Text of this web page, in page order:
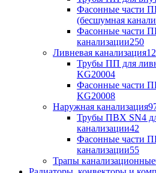
Фасонные части
(бесшумная
Фасонные части
канализации250
Ливневая канализация12
Трубы ПП для
KG20004
Фасонные части
KG20008
Наружная канализация
Трубы ПВХ SN4
канализации42
Фасонные части
канализации55
Трапы канализационные